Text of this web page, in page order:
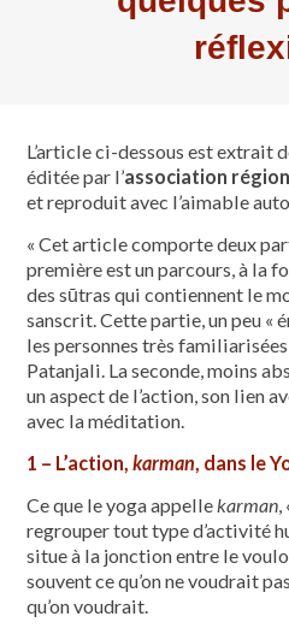
L’article ci-dessous est extrait
éditée par l’association
et reproduit avec l’aimable
« Cet article comporte deux
première est un parcours, à la
des sūtras qui contiennent le
sanscrit. Cette partie, un peu «
les personnes très
Patanjali. La seconde, moins
un aspect de l’action, son lien
avec la méditation.
1 – L’action,karman , dans le
Ce que le yoga appelle karman
regrouper tout type d’activité
situe à la jonction entre le
souvent ce qu’on ne voudrait
qu’on voudrait.